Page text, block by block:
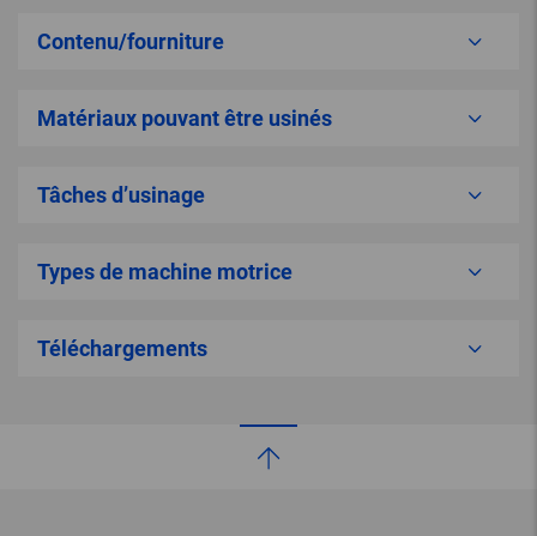
Contenu/fourniture
Matériaux pouvant être usinés
Tâches d’usinage
Types de machine motrice
Téléchargements